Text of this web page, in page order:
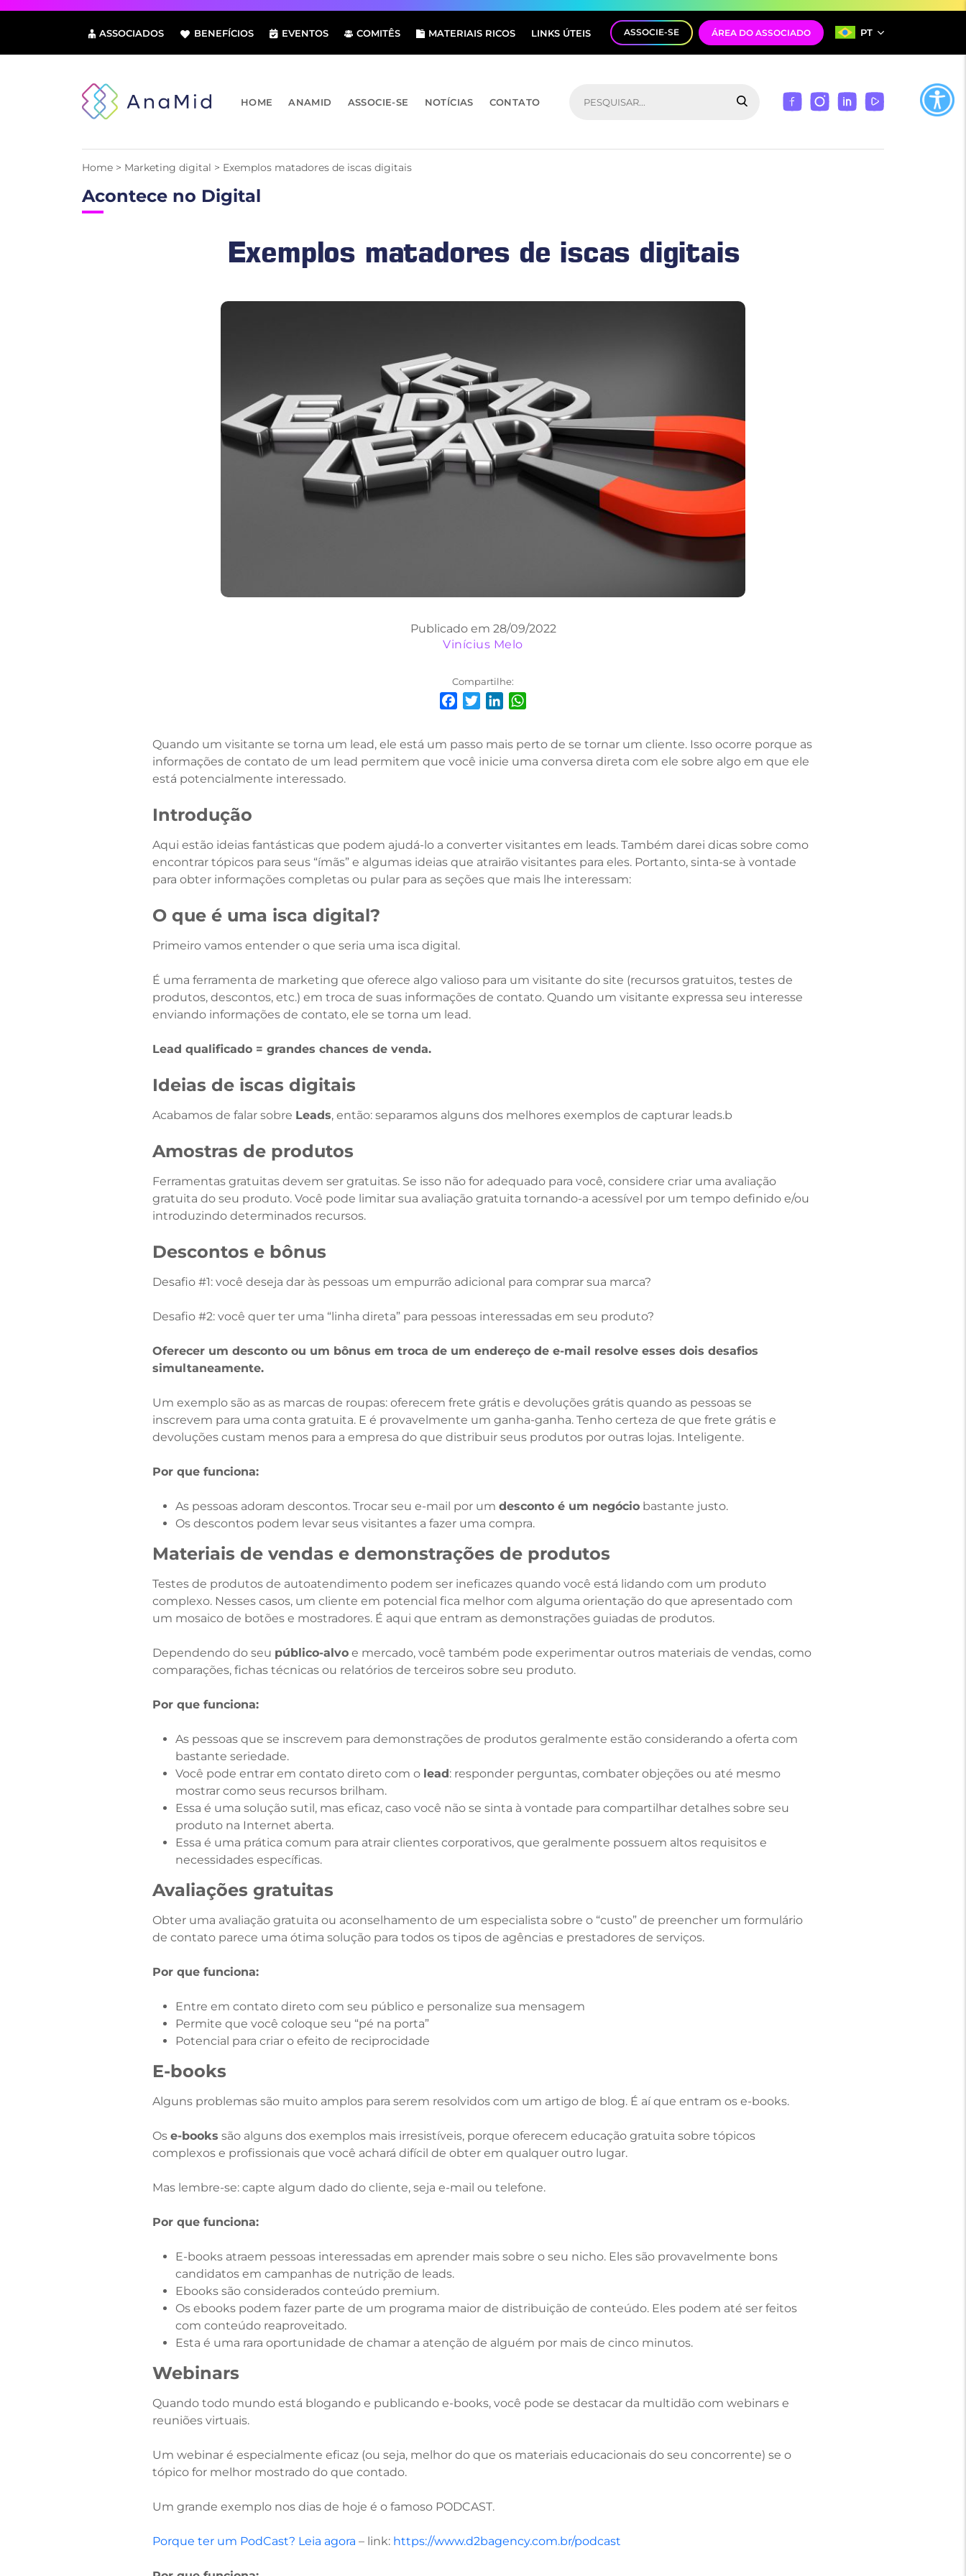
Pular
conteúdo
ASSOCIADOS BENEFÍCIOS EVENTOS COMITÊS MATERIAIS RICOS LINKS ÚTEIS ASSOCIE-SE ÁREA DO ASSOCIADO PT
HOME ANAMID ASSOCIE-SE NOTÍCIAS CONTATO
Home > Marketing digital > Exemplos matadores de iscas digitais
Acontece no Digital
Exemplos matadores de iscas digitais
Publicado em 28/09/2022
Vinícius Melo
Compartilhe:
Quando um visitante se torna um lead, ele está um passo mais perto de se tornar um cliente. Isso ocorre porque as
informações de contato de um lead permitem que você inicie uma conversa direta com ele sobre algo em que ele
está potencialmente interessado.
Introdução
Aqui estão ideias fantásticas que podem ajudá-lo a converter visitantes em leads. Também darei dicas sobre como
encontrar tópicos para seus “ímãs” e algumas ideias que atrairão visitantes para eles. Portanto, sinta-se à vontade
para obter informações completas ou pular para as seções que mais lhe interessam:
O que é uma isca digital?
Primeiro vamos entender o que seria uma isca digital.
É uma ferramenta de marketing que oferece algo valioso para um visitante do site (recursos gratuitos, testes de
produtos, descontos, etc.) em troca de suas informações de contato. Quando um visitante expressa seu interesse
enviando informações de contato, ele se torna um lead.
Lead qualificado = grandes chances de venda.
Ideias de iscas digitais
Acabamos de falar sobre Leads, então: separamos alguns dos melhores exemplos de capturar leads.b
Amostras de produtos
Ferramentas gratuitas devem ser gratuitas. Se isso não for adequado para você, considere criar uma avaliação
gratuita do seu produto. Você pode limitar sua avaliação gratuita tornando-a acessível por um tempo definido e/ou
introduzindo determinados recursos.
Descontos e bônus
Desafio #1: você deseja dar às pessoas um empurrão adicional para comprar sua marca?
Desafio #2: você quer ter uma “linha direta” para pessoas interessadas em seu produto?
Oferecer um desconto ou um bônus em troca de um endereço de e-mail resolve esses dois desafios
simultaneamente.
Um exemplo são as as marcas de roupas: oferecem frete grátis e devoluções grátis quando as pessoas se
inscrevem para uma conta gratuita. E é provavelmente um ganha-ganha. Tenho certeza de que frete grátis e
devoluções custam menos para a empresa do que distribuir seus produtos por outras lojas. Inteligente.
Por que funciona:
As pessoas adoram descontos. Trocar seu e-mail por um desconto é um negócio bastante justo.
Os descontos podem levar seus visitantes a fazer uma compra.
Materiais de vendas e demonstrações de produtos
Testes de produtos de autoatendimento podem ser ineficazes quando você está lidando com um produto
complexo. Nesses casos, um cliente em potencial fica melhor com alguma orientação do que apresentado com
um mosaico de botões e mostradores. É aqui que entram as demonstrações guiadas de produtos.
Dependendo do seu público-alvo e mercado, você também pode experimentar outros materiais de vendas, como
comparações, fichas técnicas ou relatórios de terceiros sobre seu produto.
Por que funciona:
As pessoas que se inscrevem para demonstrações de produtos geralmente estão considerando a oferta com
bastante seriedade.
Você pode entrar em contato direto com o lead: responder perguntas, combater objeções ou até mesmo
mostrar como seus recursos brilham.
Essa é uma solução sutil, mas eficaz, caso você não se sinta à vontade para compartilhar detalhes sobre seu
produto na Internet aberta.
Essa é uma prática comum para atrair clientes corporativos, que geralmente possuem altos requisitos e
necessidades específicas.
Avaliações gratuitas
Obter uma avaliação gratuita ou aconselhamento de um especialista sobre o “custo” de preencher um formulário
de contato parece uma ótima solução para todos os tipos de agências e prestadores de serviços.
Por que funciona:
Entre em contato direto com seu público e personalize sua mensagem
Permite que você coloque seu “pé na porta”
Potencial para criar o efeito de reciprocidade
E-books
Alguns problemas são muito amplos para serem resolvidos com um artigo de blog. É aí que entram os e-books.
Os e-books são alguns dos exemplos mais irresistíveis, porque oferecem educação gratuita sobre tópicos
complexos e profissionais que você achará difícil de obter em qualquer outro lugar.
Mas lembre-se: capte algum dado do cliente, seja e-mail ou telefone.
Por que funciona:
E-books atraem pessoas interessadas em aprender mais sobre o seu nicho. Eles são provavelmente bons
candidatos em campanhas de nutrição de leads.
Ebooks são considerados conteúdo premium.
Os ebooks podem fazer parte de um programa maior de distribuição de conteúdo. Eles podem até ser feitos
com conteúdo reaproveitado.
Esta é uma rara oportunidade de chamar a atenção de alguém por mais de cinco minutos.
Webinars
Quando todo mundo está blogando e publicando e-books, você pode se destacar da multidão com webinars e
reuniões virtuais.
Um webinar é especialmente eficaz (ou seja, melhor do que os materiais educacionais do seu concorrente) se o
tópico for melhor mostrado do que contado.
Um grande exemplo nos dias de hoje é o famoso PODCAST.
Porque ter um PodCast? Leia agora – link: https://www.d2bagency.com.br/podcast